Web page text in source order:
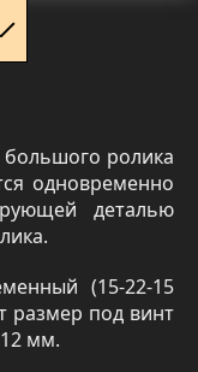
большого ролика
одновременно
деталью
(15-22-15
размер под винт
мм.